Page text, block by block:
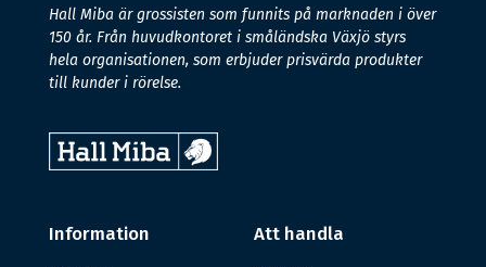
Hall Miba är grossisten som funnits på marknaden i över
150 år. Från huvudkontoret i småländska Växjö styrs
hela organisationen, som erbjuder prisvärda produkter
till kunder i rörelse.
Information Att handla